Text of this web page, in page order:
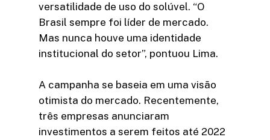
versatilidade de uso do solúvel. “O
Brasil sempre foi líder de mercado.
Mas nunca houve uma identidade
institucional do setor”, pontuou Lima.
A campanha se baseia em uma visão
otimista do mercado. Recentemente,
três empresas anunciaram
investimentos a serem feitos até 2022